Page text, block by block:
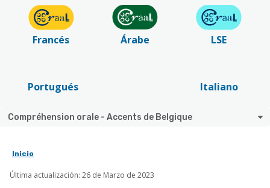
Francés Árabe LSE
Portugués Italiano
Compréhension orale - Accents de Belgique
Sobrescribir
enlaces
Inicio
Última actualización: 26 de Marzo de 2023